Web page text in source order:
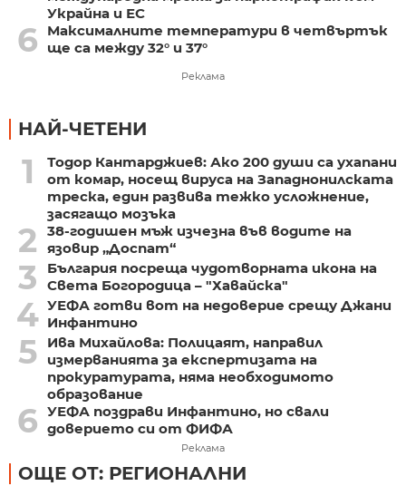
Украйна и ЕС
6
Максималните температури в четвъртък
ще са между 32° и 37°
Реклама
НАЙ-ЧЕТЕНИ
1
Тодор Кантарджиев: Ако 200 души са ухапани
от комар, носещ вируса на Западнонилската
треска, един развива тежко усложнение,
засягащо мозъка
2
38-годишен мъж изчезна във водите на
язовир „Доспат“
3
България посреща чудотворната икона на
Света Богородица – "Хавайска"
4 УЕФА готви вот на недоверие срещу Джани
Инфантино
5
Ива Михайлова: Полицаят, направил
измерванията за експертизата на
прокуратурата, няма необходимото
образование
6 УЕФА поздрави Инфантино, но свали
доверието си от ФИФА
Реклама
ОЩЕ ОТ: РЕГИОНАЛНИ